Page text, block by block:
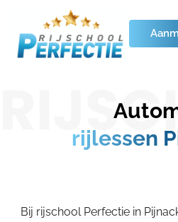
rijlessen
Bij rijschool Perfectie in